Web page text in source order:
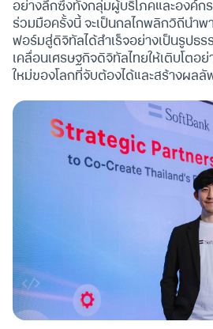
อย่างลึกซึ้งทั้งกลุ่มผู้บริโภคและองค์ก
ร่วมมือครั้งนี้ จะเป็นกลไกพลิกวิถีนำพ
ฟอร์มสู่ดิจิทัลได้สำเร็จอย่างเป็นรูปธ
เคลื่อนเศรษฐกิจดิจิทัลไทยให้เติบโตอ
ใหม่ของโลกที่จับต้องได้และสร้างผลลั